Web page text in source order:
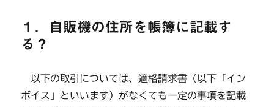
１．自販機の住所を帳簿に記載す
る？
以下の取引については、適格請求書（以下「イン
ボイス」といいます）がなくても一定の事項を記載